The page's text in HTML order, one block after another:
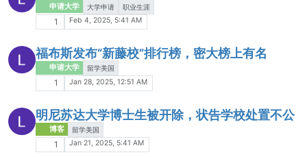
申请大学 大学申请 职业生涯
1 Feb 4, 2025, 5:41 AM
福布斯发布“新藤校”排行榜，密大榜上有名
申请大学 留学美国
1 Jan 28, 2025, 12:51 AM
明尼苏达大学博士生被开除，状告学校处置不公
博客 留学美国
1 Jan 21, 2025, 5:41 AM